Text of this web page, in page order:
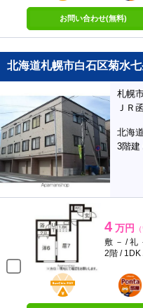
お問い合わせ(無料)
北海道札幌市白石区菊水七
札幌
ＪＲ
北海
3階建
4 万円
敷 － / 礼
2階 / 1DK
BunChinPAY
ポンタ
部屋